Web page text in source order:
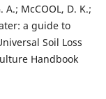
A.; McCOOL, D. K.;
a guide to
Soil Loss
Handbook